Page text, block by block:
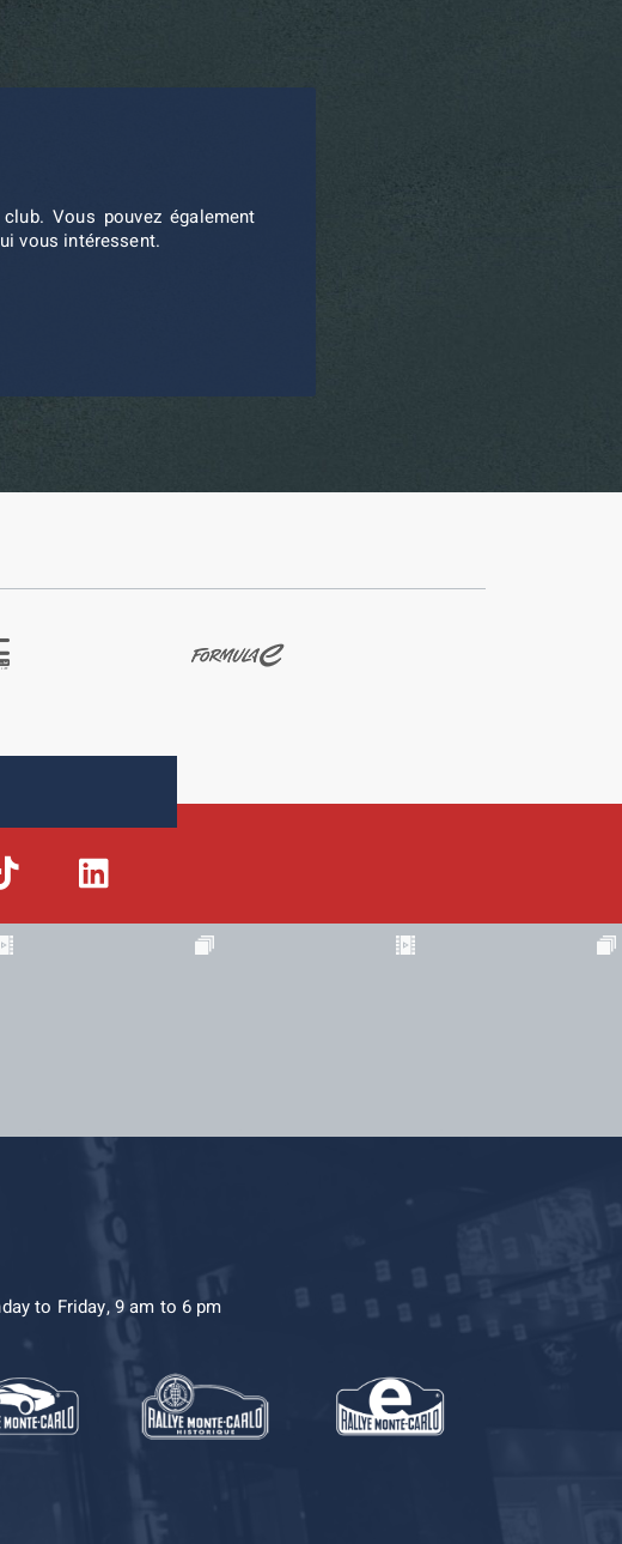
Vous pouvez également
vous intéressent.
to Friday, 9 am to 6 pm